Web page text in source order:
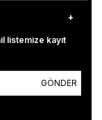
listemize kayıt
GÖNDER